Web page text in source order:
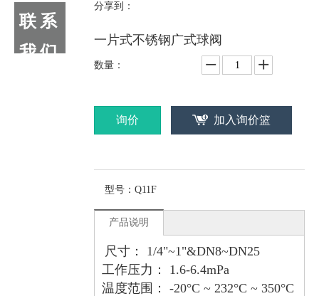
联系
我们
分享到：
一片式不锈钢广式球阀
数量：
询价 加入询价篮
型号： Q11F
产品说明
尺寸： 1/4"~1"&DN8~DN25
工作压力： 1.6-6.4mPa
温度范围： -20°C ~ 232°C ~ 350°C